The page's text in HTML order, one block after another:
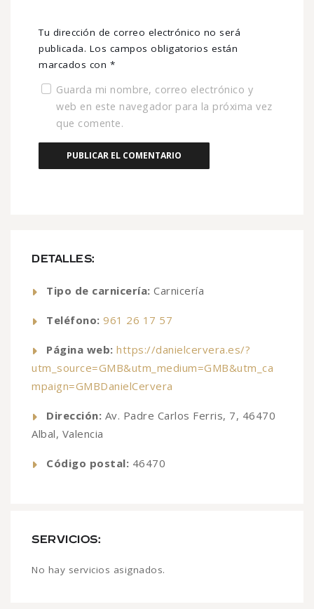
DETALLES:
Tipo de carnicería: Carnicería
Teléfono: 961 26 17 57
Página web: https://danielcervera.es/?
utm_source=GMB&utm_medium=GMB&utm_ca
mpaign=GMBDanielCervera
Dirección: Av. Padre Carlos Ferris, 7, 46470
Albal, Valencia
Código postal: 46470
SERVICIOS:
No hay servicios asignados.
Tu dirección de correo electrónico no será
publicada. Los campos obligatorios están
marcados con *
Guarda mi nombre, correo electrónico y
web en este navegador para la próxima vez
que comente.